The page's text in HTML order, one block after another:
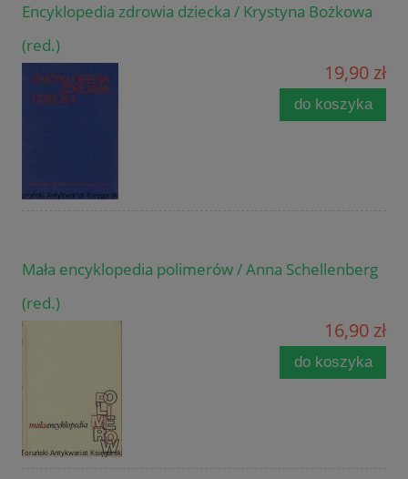
Encyklopedia zdrowia dziecka / Krystyna Bożkowa
(red.)
19,90 zł
do koszyka
Mała encyklopedia polimerów / Anna Schellenberg
(red.)
16,90 zł
do koszyka